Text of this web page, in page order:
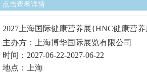
点击查看详情
2027上海国际健康营养展{HNC健康营
主办方：上海博华国际展览有限公司
时间：2027-06-22-2027-06-22
地点：上海